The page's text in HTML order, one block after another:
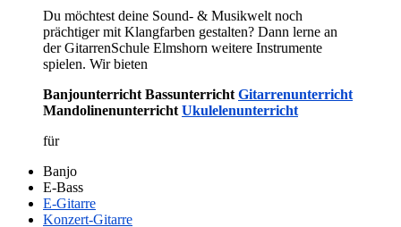
Du möchtest deine Sound- & Musikwelt noch
prächtiger mit Klangfarben gestalten? Dann lerne an
der GitarrenSchule Elmshorn weitere Instrumente
spielen. Wir bieten
Banjounterricht Bassunterricht Gitarrenunterricht
Mandolinenunterricht Ukulelenunterricht
für
Banjo
E-Bass
E-Gitarre
Konzert-Gitarre